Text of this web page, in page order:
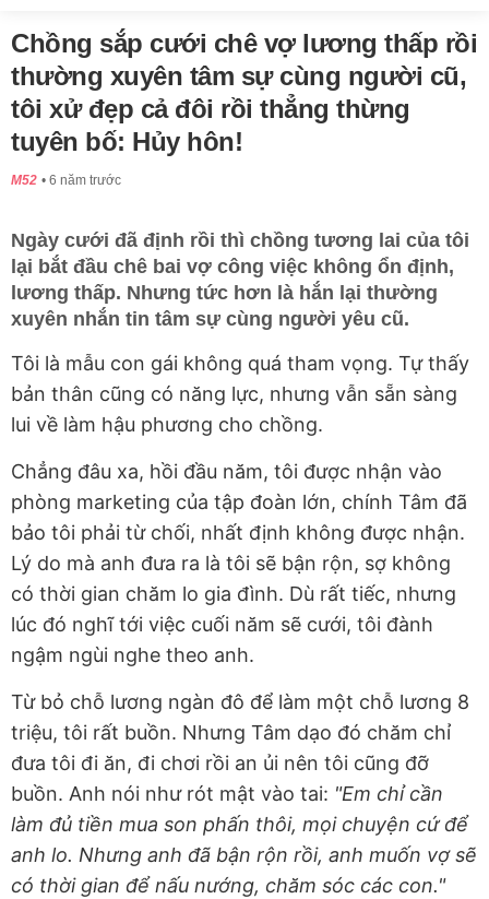
Chồng sắp cưới chê vợ lương thấp rồi
thường xuyên tâm sự cùng người cũ,
tôi xử đẹp cả đôi rồi thẳng thừng
tuyên bố: Hủy hôn!
M52 6 năm trước
Ngày cưới đã định rồi thì chồng tương lai của tôi
lại bắt đầu chê bai vợ công việc không ổn định,
lương thấp. Nhưng tức hơn là hắn lại thường
xuyên nhắn tin tâm sự cùng người yêu cũ.
Tôi là mẫu con gái không quá tham vọng. Tự thấy
bản thân cũng có năng lực, nhưng vẫn sẵn sàng
lui về làm hậu phương cho chồng.
Chẳng đâu xa, hồi đầu năm, tôi được nhận vào
phòng marketing của tập đoàn lớn, chính Tâm đã
bảo tôi phải từ chối, nhất định không được nhận.
Lý do mà anh đưa ra là tôi sẽ bận rộn, sợ không
có thời gian chăm lo gia đình. Dù rất tiếc, nhưng
lúc đó nghĩ tới việc cuối năm sẽ cưới, tôi đành
ngậm ngùi nghe theo anh.
Từ bỏ chỗ lương ngàn đô để làm một chỗ lương 8
triệu, tôi rất buồn. Nhưng Tâm dạo đó chăm chỉ
đưa tôi đi ăn, đi chơi rồi an ủi nên tôi cũng đỡ
buồn. Anh nói như rót mật vào tai: "Em chỉ cần
làm đủ tiền mua son phấn thôi, mọi chuyện cứ để
anh lo. Nhưng anh đã bận rộn rồi, anh muốn vợ sẽ
có thời gian để nấu nướng, chăm sóc các con."